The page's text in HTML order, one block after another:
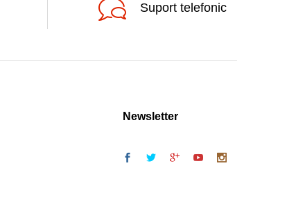
Suport telefonic
Newsletter